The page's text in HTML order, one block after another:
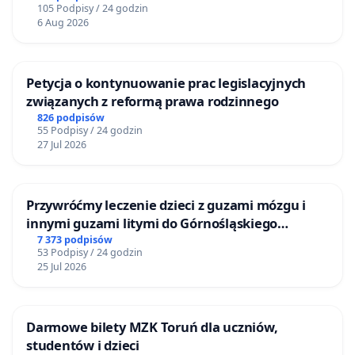
Беларусі некалькі тысячаў палітвязьняў. І больш
за тысячу зь іх аж зараз у вязьніцах церпяць ад
нават няма магчымасьці замяніць пашпарт),
хапаюць на мяжы ды кідаюць у вязьніцы. А што
праходзіць чалавек у беларускіх вязьніцах вы
- На згаданым артыкуле Канстытуцыі Рэспублікі
Польшчы: Ніхто ня можа быць дыскрымінаваны
ў жыцьці палітычным, грамадзкім ці
105 Podpisy / 24 godzin
6 Aug 2026
Petycja o kontynuowanie prac legislacyjnych
związanych z reformą prawa rodzinnego
826 podpisów
55 Podpisy / 24 godzin
27 Jul 2026
Przywróćmy leczenie dzieci z guzami mózgu i
innymi guzami litymi do Górnośląskiego
Centrum Zdrowia Dziecka w Katowicach
7 373 podpisów
53 Podpisy / 24 godzin
25 Jul 2026
Darmowe bilety MZK Toruń dla uczniów,
studentów i dzieci